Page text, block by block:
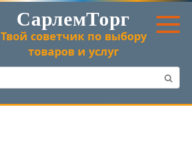
СарлемТорг
Твой советчик по выбору
товаров и услуг